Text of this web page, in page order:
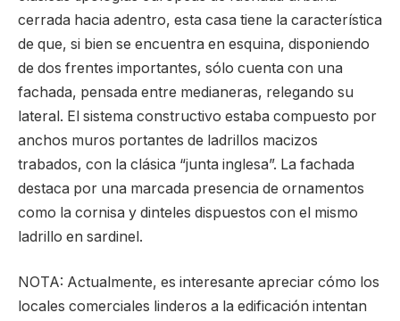
cerrada hacia adentro, esta casa tiene la característica
de que, si bien se encuentra en esquina, disponiendo
de dos frentes importantes, sólo cuenta con una
fachada, pensada entre medianeras, relegando su
lateral. El sistema constructivo estaba compuesto por
anchos muros portantes de ladrillos macizos
trabados, con la clásica “junta inglesa”. La fachada
destaca por una marcada presencia de ornamentos
como la cornisa y dinteles dispuestos con el mismo
ladrillo en sardinel.
NOTA: Actualmente, es interesante apreciar cómo los
locales comerciales linderos a la edificación intentan